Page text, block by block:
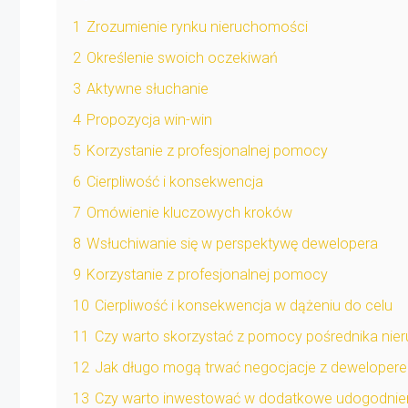
1 Zrozumienie rynku nieruchomości
2 Określenie swoich oczekiwań
3 Aktywne słuchanie
4 Propozycja win-win
5 Korzystanie z profesjonalnej pomocy
6 Cierpliwość i konsekwencja
7 Omówienie kluczowych kroków
8 Wsłuchiwanie się w perspektywę dewelopera
9 Korzystanie z profesjonalnej pomocy
10 Cierpliwość i konsekwencja w dążeniu do celu
11 Czy warto skorzystać z pomocy pośrednika
12 Jak długo mogą trwać negocjacje z
13 Czy warto inwestować w dodatkowe